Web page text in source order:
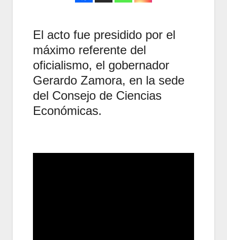
El acto fue presidido por el
máximo referente del
oficialismo, el gobernador
Gerardo Zamora, en la sede
del Consejo de Ciencias
Económicas.